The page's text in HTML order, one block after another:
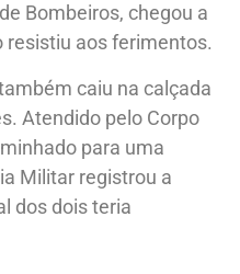
Bombeiros, chegou a
resistiu aos ferimentos.
caiu na calçada
Atendido pelo Corpo
para uma
Militar registrou a
dos dois teria